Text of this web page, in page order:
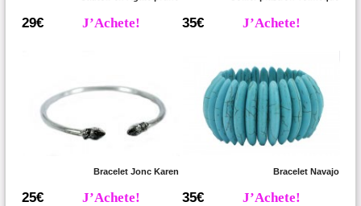
29€ J’Achete! 35€ J’Achete!
Bracelet Jonc Karen
25€ J’Achete!
Bracelet Navajo
35€ J’Achete!